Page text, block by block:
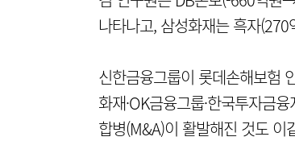
나타나고, 삼성화재는 흑자
신한금융그룹이 롯데손해보험
화재·OK금융그룹·한국투자금
합병(M&A)이 활발해진 것도 이